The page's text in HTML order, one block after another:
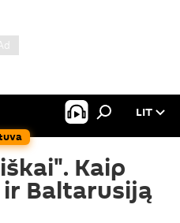
LIT
Kaip
Baltarusiją